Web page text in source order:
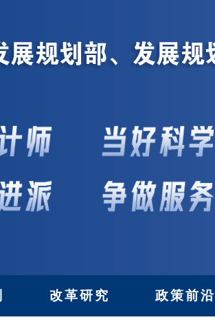
改革研究 政策前沿